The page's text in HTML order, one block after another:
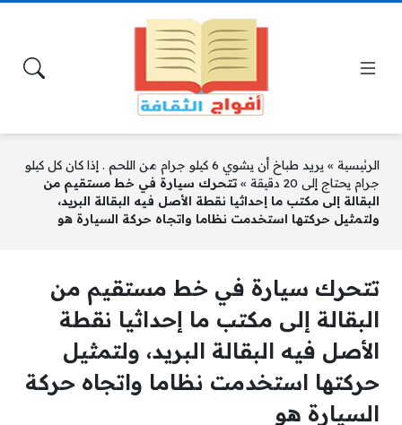
الرئيسية »
يريد طباخ أن يشوي 6 كيلو جرام من اللحم . إذا كان كل كيلو
جرام يحتاج إلى 20 دقيقة
» تتحرك سيارة في خط مستقيم من
البقالة إلى مكتب ما إحداثيا نقطة الأصل فيه البقالة البريد،
ولتمثيل حركتها استخدمت نظاما واتجاه حركة السيارة هو
تتحرك سيارة في خط مستقيم من
البقالة إلى مكتب ما إحداثيا نقطة
الأصل فيه البقالة البريد، ولتمثيل
حركتها استخدمت نظاما واتجاه حركة
السيارة هو